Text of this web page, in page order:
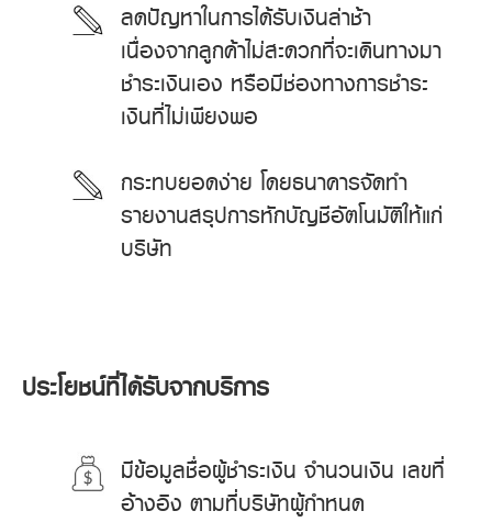
ลดปัญหาในการได้รับเงินล่าช้า
เนื่องจากลูกค้าไม่สะดวกที่จะเดินทางมา
ชำระเงินเอง หรือมีช่องทางการชำระ
เงินที่ไม่เพียงพอ
กระทบยอดง่าย โดยธนาคารจัดทำ
รายงานสรุปการหักบัญชีอัตโนมัติให้แก่
บริษัท
ประโยชน์ที่ได้รับจากบริการ
มีข้อมูลชื่อผู้ชำระเงิน จำนวนเงิน เลขที่
อ้างอิง ตามที่บริษัทผู้กำหนด